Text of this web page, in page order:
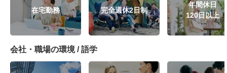
在宅勤務 完全週休2日制
年間休日
120日以上
会社・職場の環境 / 語学